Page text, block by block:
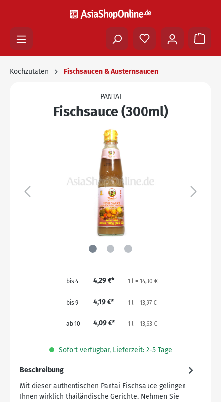
Kochzutaten Fischsaucen & Austernsaucen
PANTAI
Fischsauce (300ml)
bis 4 4,29 €* 1 l = 14,30 €
bis 9 4,19 €* 1 l = 13,97 €
ab 10 4,09 €* 1 l = 13,63 €
Sofort verfügbar, Lieferzeit: 2-5 Tage
Beschreibung
Mit dieser authentischen Pantai Fischsauce gelingen
Ihnen wirklich thailändische Gerichte. Nehmen Sie